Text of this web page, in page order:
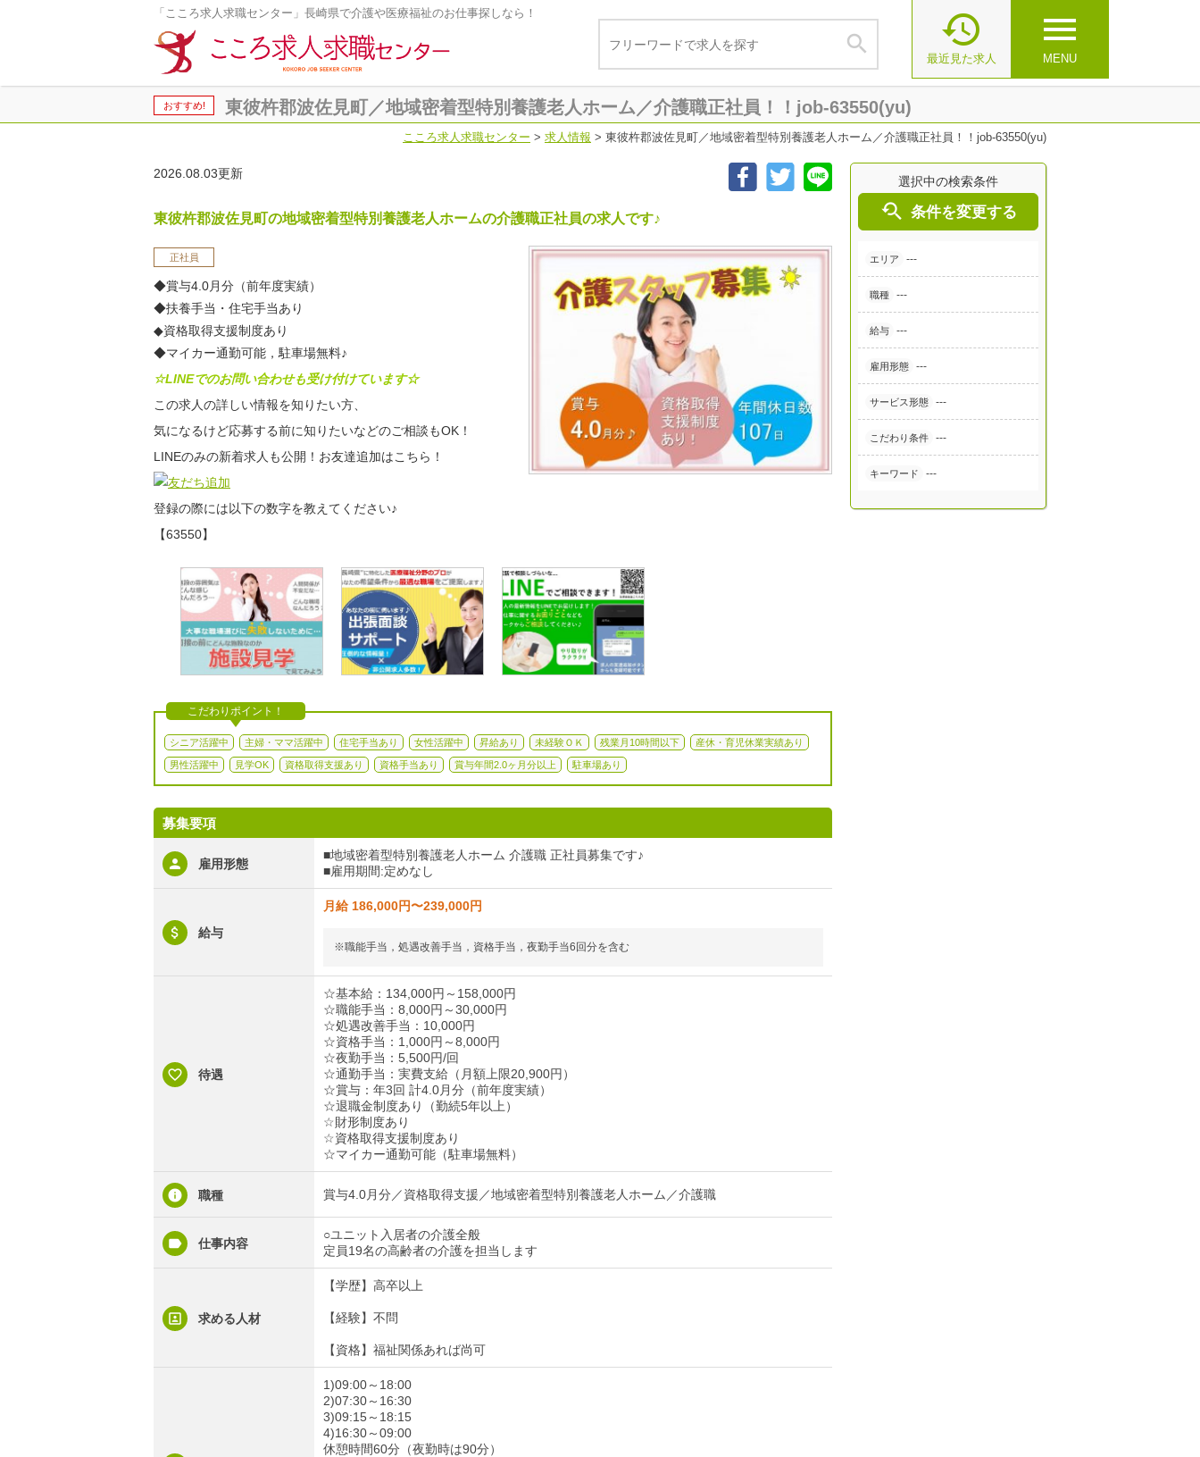
「こころ求人求職センター」長崎県で介護や医療福祉のお仕事探しなら！
 menu
MENU

最近見た求人
おすすめ! 東彼杵郡波佐見町／地域密着型特別養護老人ホーム／介護職正社員！！job-63550(yu)
こころ求人求職センター > 求人情報 > 東彼杵郡波佐見町／地域密着型特別養護老人ホーム／介護職正社員！！job-63550(yu)
選択中の検索条件
 条件を変更する
エリア ---
職種 ---
給与 ---
雇用形態 ---
サービス形態 ---
こだわり条件 ---
キーワード ---
2026.08.03更新
東彼杵郡波佐見町の地域密着型特別養護老人ホームの介護職正社員の求人です♪
正社員
◆賞与4.0月分（前年度実績）
◆扶養手当・住宅手当あり
◆資格取得支援制度あり
◆マイカー通勤可能，駐車場無料♪
☆LINEでのお問い合わせも受け付けています☆
この求人の詳しい情報を知りたい方、
気になるけど応募する前に知りたいなどのご相談もOK！
LINEのみの新着求人も公開！お友達追加はこちら！
登録の際には以下の数字を教えてください♪
【63550】
こだわりポイント！
シニア活躍中 主婦・ママ活躍中 住宅手当あり 女性活躍中 昇給あり 未経験ＯＫ 残業月10時間以下 産休・育児休業実績あり
男性活躍中 見学OK 資格取得支援あり 資格手当あり 賞与年間2.0ヶ月分以上 駐車場あり
募集要項
雇用形態
■地域密着型特別養護老人ホーム 介護職 正社員募集です♪
■雇用期間:定めなし
給与
月給 186,000円〜239,000円
※職能手当，処遇改善手当，資格手当，夜勤手当6回分を含む
待遇
☆基本給：134,000円～158,000円
☆職能手当：8,000円～30,000円
☆処遇改善手当：10,000円
☆資格手当：1,000円～8,000円
☆夜勤手当：5,500円/回
☆通勤手当：実費支給（月額上限20,900円）
☆賞与：年3回 計4.0月分（前年度実績）
☆退職金制度あり（勤続5年以上）
☆財形制度あり
☆資格取得支援制度あり
☆マイカー通勤可能（駐車場無料）
職種 賞与4.0月分／資格取得支援／地域密着型特別養護老人ホーム／介護職
仕事内容
○ユニット入居者の介護全般
定員19名の高齢者の介護を担当します
求める人材
【学歴】高卒以上
【経験】不問
【資格】福祉関係あれば尚可
1)09:00～18:00
2)07:30～16:30
3)09:15～18:15
4)16:30～09:00
休憩時間60分（夜勤時は90分）